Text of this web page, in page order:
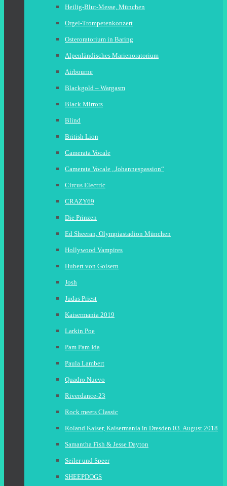
Heilig-Blut-Messe, München
Orgel-Trompetenkonzert
Osteroratorium in Baring
Alpenländisches Marienoratorium
Airbourne
Blackgold – Wargasm
Black Mirrors
Blind
British Lion
Camerata Vocale
Camerata Vocale „Johannespassion“
Circus Electric
CRAZY69
Die Prinzen
Ed Sheeran, Olympiastadion München
Hollywood Vampires
Hubert von Goisern
Josh
Judas Priest
Kaisermania 2019
Larkin Poe
Pam Pam Ida
Paula Lambert
Quadro Nuevo
Riverdance-23
Rock meets Classic
Roland Kaiser, Kaisermania in Dresden 03. August 2018
Samantha Fish & Jesse Dayton
Seiler und Speer
SHEEPDOGS